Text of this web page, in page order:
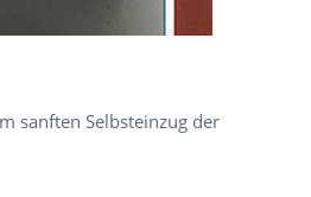
sanften Selbsteinzug der